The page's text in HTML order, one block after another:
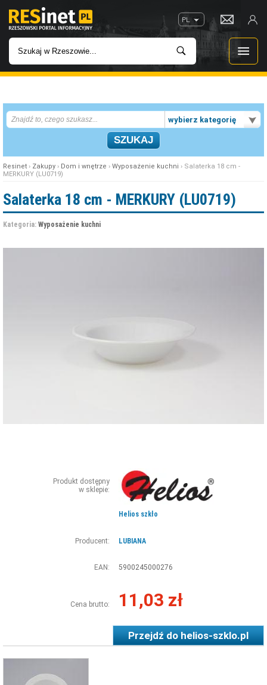
PL
INWESTYCJE
IMPREZY
W KINACH
wybierz kategorię
Resinet › Zakupy › Dom i wnętrze › Wyposażenie kuchni › Salaterka 18 cm -
MERKURY (LU0719)
Salaterka 18 cm - MERKURY (LU0719)
Kategoria: Wyposażenie kuchni
Produkt dostępny
w sklepie:
Helios szkło
Producent: LUBIANA
EAN: 5900245000276
Cena brutto: 11,03 zł
Przejdź dohelios-szklo.pl